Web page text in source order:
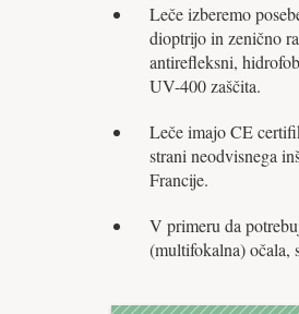
Leče izberemo
dioptrijo in zenično
antirefleksni,
UV-400 zaščita.
Leče imajo CE
strani neodvisnega
Francije.
V primeru da
(multifokalna) očala,